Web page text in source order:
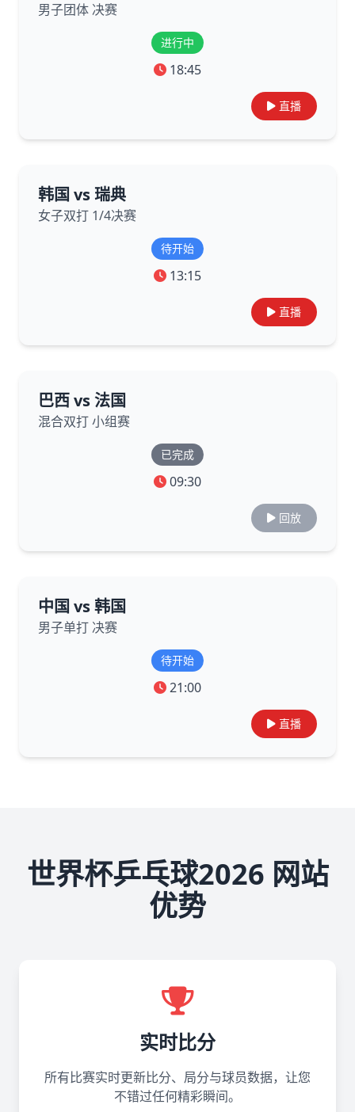
男子团体 决赛
进行中
18:45
直播
韩国 vs 瑞典
女子双打 1/4决赛
待开始
13:15
直播
巴西 vs 法国
混合双打 小组赛
已完成
09:30
回放
中国 vs 韩国
男子单打 决赛
待开始
21:00
直播
世界杯乒乓球2026 网站
优势
实时比分
所有比赛实时更新比分、局分与球员数据，让您
不错过任何精彩瞬间。